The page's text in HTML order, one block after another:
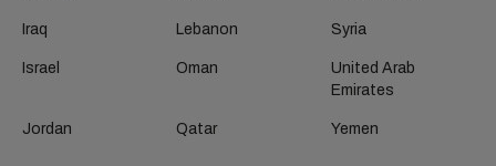
Iraq
Israel
Jordan
Lebanon
Oman
Qatar
Syria
United Arab
Emirates
Yemen